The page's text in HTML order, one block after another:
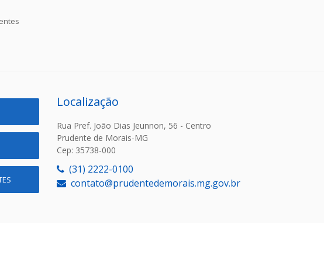
Localização
Rua Pref. João Dias Jeunnon, 56 - Centro
Prudente de Morais-MG
Cep: 35738-000
(31) 2222-0100
contato@prudentedemorais.mg.gov.br